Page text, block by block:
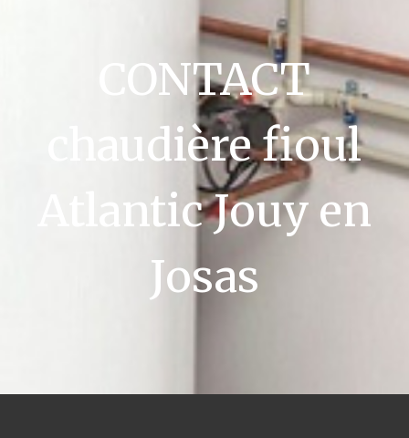
CONTACT
chaudière fioul
Atlantic Jouy en
Josas